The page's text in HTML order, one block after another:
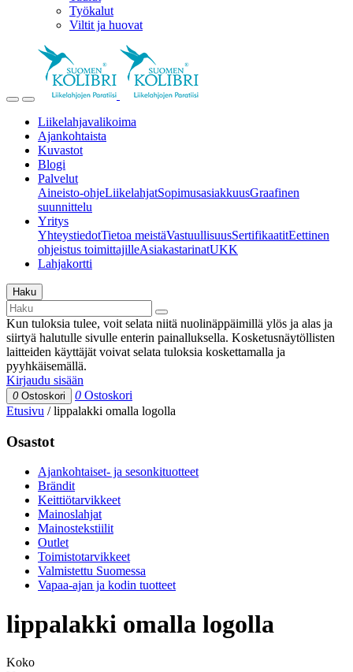
Työkalut
Viltit ja huovat
Liikelahjavalikoima
Ajankohtaista
Kuvastot
Blogi
Palvelut
Aineisto-ohjeLiikelahjatSopimusasiakkuusGraafinen
suunnittelu
Yritys
YhteystiedotTietoa meistäVastuullisuusSertifikaatitEettinen
ohjeistus toimittajilleAsiakastarinatUKK
Lahjakortti
Haku
Kun tuloksia tulee, voit selata niitä nuolinäppäimillä ylös ja alas ja
siirtyä halutulle sivulle enterin painalluksella. Kosketusnäytöllisten
laitteiden käyttäjät voivat selata tuloksia koskettamalla ja
pyyhkäisemällä.
Kirjaudu sisään
0 Ostoskori 0 Ostoskori
Etusivu /lippalakki omalla logolla
Osastot
Ajankohtaiset- ja sesonkituotteet
Brändit
Keittiötarvikkeet
Mainoslahjat
Mainostekstiilit
Outlet
Toimistotarvikkeet
Valmistettu Suomessa
Vapaa-ajan ja kodin tuotteet
lippalakki omalla logolla
Koko